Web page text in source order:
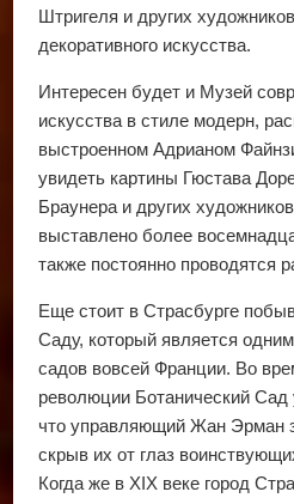
Штригеля и других
декоративного искусства.
Интересен будет и Музей
искусства в стиле модерн,
выстроенном Адрианом
увидеть картины Гюстава
Браунера и других
выставлено более
также постоянно проводятся
Еще стоит в Страсбурге
Саду, который является
садов вовсей Франции. Во
революции Ботанический Сад
что управляющий Жан Эрман
скрыв их от глаз
Когда же в XIX веке город